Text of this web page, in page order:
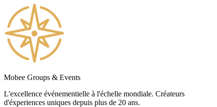
Mobee Groups & Events
L'excellence événementielle à l'échelle mondiale. Créateurs
d'éxperiences uniques depuis plus de 20 ans.